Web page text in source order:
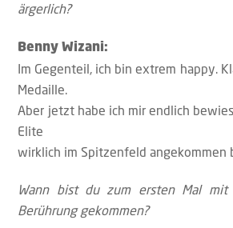
ärgerlich?
Benny Wizani:
Im Gegenteil, ich bin extrem happy.
Medaille.
Aber jetzt habe ich mir endlich
Elite
wirklich im Spitzenfeld angekommen
Wann bist du zum ersten Mal mit
Berührung gekommen?